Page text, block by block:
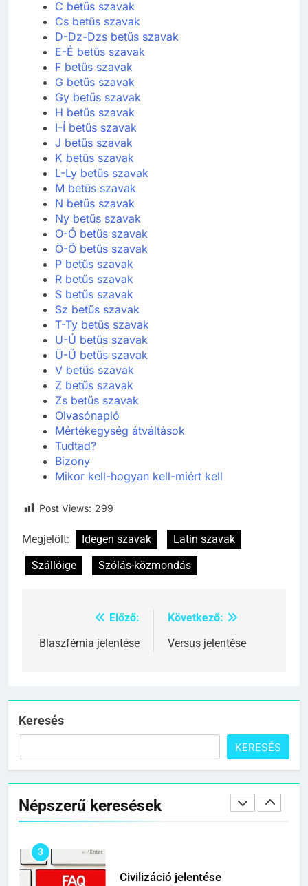
C betűs szavak
Cs betűs szavak
D-Dz-Dzs betűs szavak
E-É betűs szavak
F betűs szavak
G betűs szavak
Gy betűs szavak
H betűs szavak
I-Í betűs szavak
J betűs szavak
K betűs szavak
L-Ly betűs szavak
M betűs szavak
N betűs szavak
Ny betűs szavak
O-Ó betűs szavak
Ö-Ő betűs szavak
P betűs szavak
R betűs szavak
S betűs szavak
Sz betűs szavak
T-Ty betűs szavak
U-Ú betűs szavak
Ü-Ű betűs szavak
V betűs szavak
Z betűs szavak
Zs betűs szavak
Olvasónapló
Mértékegység átváltások
Tudtad?
Bizony
Mikor kell-hogyan kell-miért kell
Post Views: 299
Megjelölt: Idegen szavak
Latin szavak
Szállóige
Szólás-közmondás
Bejegyzés
navigáció
Előző:
Blaszfémia jelentése
Következő:
Versus jelentése
Keresés
KERESÉS
Népszerű keresések
Célkitűzés jelentése
C BETŰS SZAVAK JELENTÉSE
C BETŰS SZAVAK JELENTÉSE
C BETŰS SZAVAK JELENTÉSE
8
C BETŰS SZAVAK JELENTÉSE
2
Cingár jelentése
C BETŰS SZAVAK JELENTÉSE
3
Civilizáció jelentése